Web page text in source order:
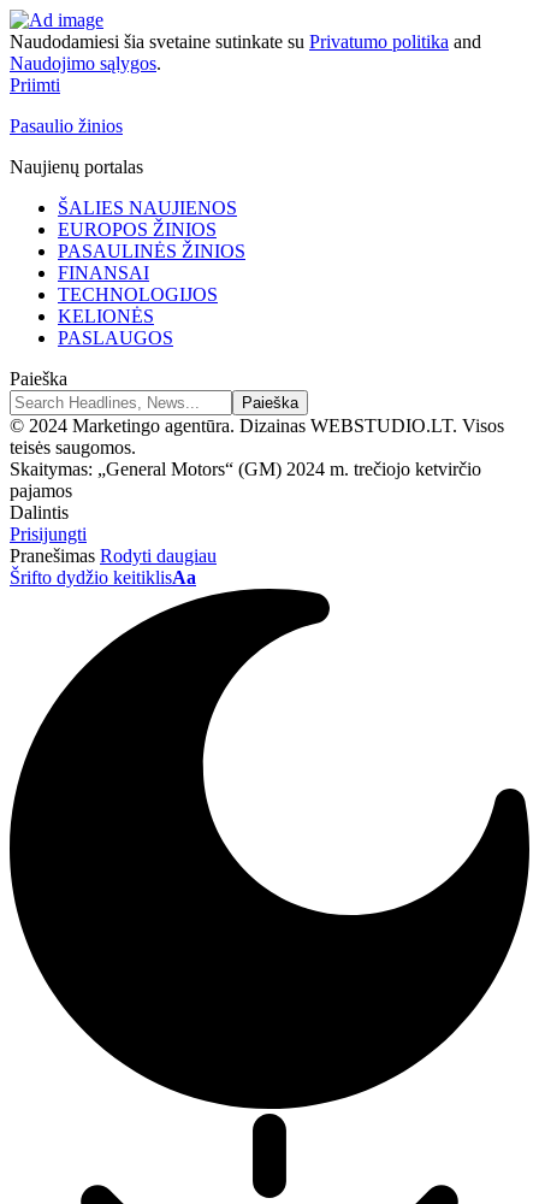
Naudodamiesi šia svetaine sutinkate su Privatumo politika and
Naudojimo sąlygos.
Priimti
Pasaulio žinios
Naujienų portalas
ŠALIES NAUJIENOS
EUROPOS ŽINIOS
PASAULINĖS ŽINIOS
FINANSAI
TECHNOLOGIJOS
KELIONĖS
PASLAUGOS
Paieška
© 2024 Marketingo agentūra. Dizainas WEBSTUDIO.LT. Visos
teisės saugomos.
Skaitymas: „General Motors“ (GM) 2024 m. trečiojo ketvirčio
pajamos
Dalintis
Prisijungti
Pranešimas Rodyti daugiau
Šrifto dydžio keitiklisAa